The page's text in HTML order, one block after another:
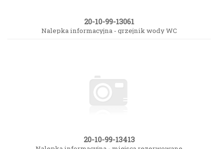
20-10-99-13061
Nalepka informacyjna - grzejnik wody WC
20-10-99-13413